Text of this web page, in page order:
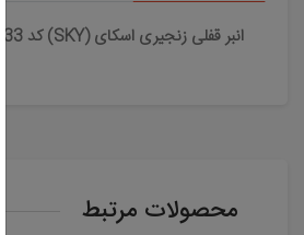
انبر قفلی زنجیری اسکای (SKY) کد ST-5533
محصولات مرتبط